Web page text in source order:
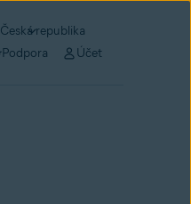
Česká republika
Podpora
Účet